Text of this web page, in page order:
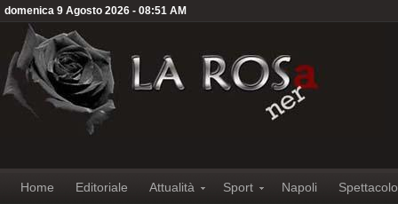
domenica 9 Agosto 2026 - 08:51 AM
Home Editoriale Attualità Sport Napoli Spettacolo